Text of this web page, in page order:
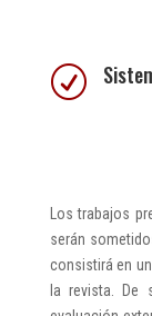
R
Los trabajos
serán
consistirá en
la revista. De